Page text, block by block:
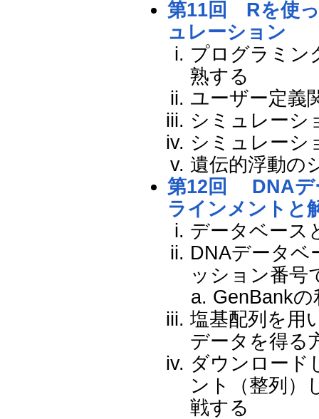
第11回 Rを使っ
ュレーション
プログラミン
熟する
ユーザー定義
シミュレーシ
シミュレーシ
遺伝的浮動の
第12回 DNAデ
ラインメントと
データベース
DNAデータベ
ッション番号
GenBank
塩基配列を用
データを得る
ダウンロード
ント（整列）
戦する